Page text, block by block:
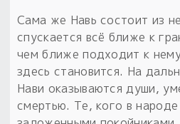
Сама же Навь состоит из
спускается всё ближе к
чем ближе подходит к
здесь становится. На
Нави оказываются души,
смертью. Те, кого в